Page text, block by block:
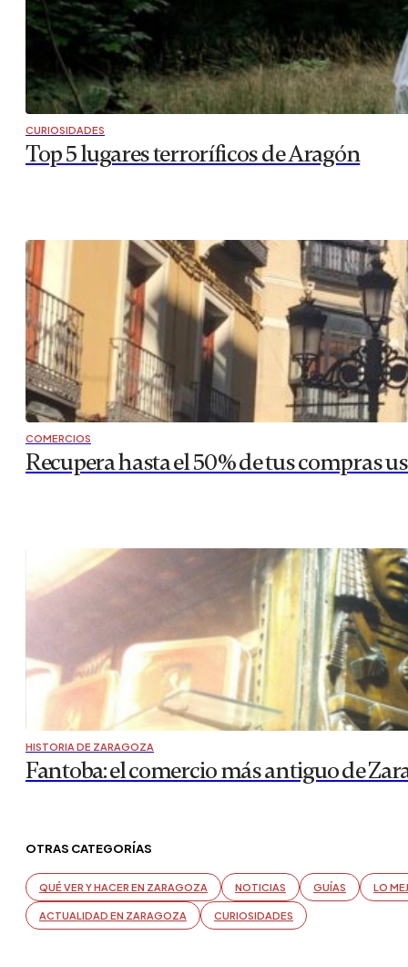
CURIOSIDADES
Top 5 lugares terroríficos de Aragón
COMERCIOS
Recupera hasta el 50% de tus compras
HISTORIA DE ZARAGOZA
Fantoba: el comercio más antiguo de
OTRAS CATEGORÍAS
QUÉ VER Y HACER EN ZARAGOZA NOTICIAS GUÍAS LO
ACTUALIDAD EN ZARAGOZA CURIOSIDADES